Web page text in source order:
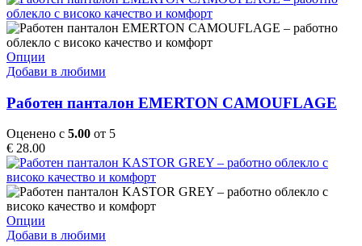
may
be
chosen
the
product
Опции
product
multiple
variants.
The
options
may
be
chosen
on
product
Добави в любими
Работен панталон EMERTON CAMOUFLAGE
Оценено с 5.00 от 5
€ 28.00
Опции
product
Добави в любими